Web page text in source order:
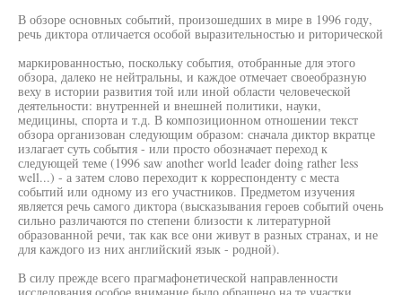
В обзоре основных событий, произошедших в мире в 1996 году,
речь диктора отличается особой выразительностью и риторической
маркированностью, поскольку события, отобранные для этого
обзора, далеко не нейтральны, и каждое отмечает своеобразную
веху в истории развития той или иной области человеческой
деятельности: внутренней и внешней политики, науки,
медицины, спорта и т.д. В композиционном отношении текст
обзора организован следующим образом: сначала диктор вкратце
излагает суть события - или просто обозначает переход к
следующей теме (1996 saw another world leader doing rather less
well...) - а затем слово переходит к корреспонденту с места
событий или одному из его участников. Предметом изучения
является речь самого диктора (высказывания героев событий очень
сильно различаются по степени близости к литературной
образованной речи, так как все они живут в разных странах, и не
для каждого из них английский язык - родной).
В силу прежде всего прагмафонетической направленности